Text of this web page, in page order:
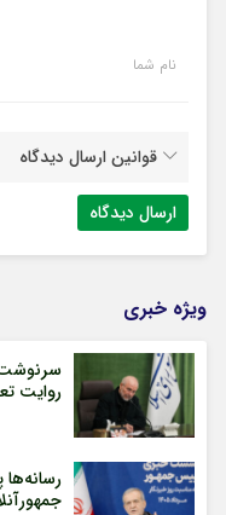
نام شما
قوانین ارسال دیدگاه
ویژه خبری
سرنوشت
روایت